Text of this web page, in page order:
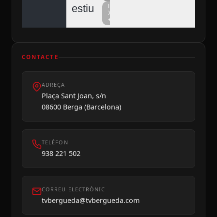
estiu
La
Xarxa
+
CONTACTE
ADREÇA
Plaça Sant Joan, s/n
08600 Berga (Barcelona)
TELÈFON
938 221 502
CORREU ELECTRÒNIC
tvbergueda@tvbergueda.com